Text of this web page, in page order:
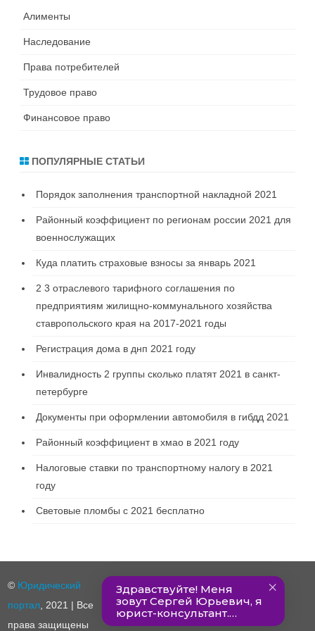
Алименты
Наследование
Права потребителей
Трудовое право
Финансовое право
ПОПУЛЯРНЫЕ СТАТЬИ
Порядок заполнения транспортной накладной 2021
Районный коэффициент по регионам россии 2021 для
военнослужащих
Куда платить страховые взносы за январь 2021
2 3 отраслевого тарифного соглашения по
предприятиям жилищно-коммунального хозяйства
ставропольского края на 2017-2021 годы
Регистрация дома в днп 2021 году
Инвалидность 2 группы сколько платят 2021 в санкт-
петербурге
Документы при оформлении автомобиля в гибдд 2021
Районный коэффициент в хмао в 2021 году
Налоговые ставки по транспортному налогу в 2021
году
Световые пломбы с 2021 бесплатно
© Юридический
портал , 2021 | Все
права защищены